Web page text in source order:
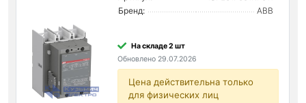
Бренд:
ABB
На складе 2 шт
Обновлено 29.07.2026
Цена действительна только
для физических лиц